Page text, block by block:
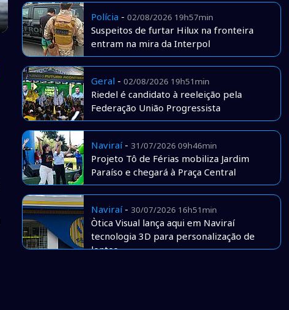
Polícia - 02/08/2026 19h57min
Suspeitos de furtar Hilux na fronteira
entram na mira da Interpol
Geral - 02/08/2026 19h51min
Riedel é candidato à reeleição pela
Federação União Progressista
Naviraí- 31/07/2026 09h46min
Projeto Tô de Férias mobiliza Jardim
Paraíso e chegará à Praça Central
Naviraí- 30/07/2026 16h51min
Òtica Visual lança aqui em Naviraí
tecnologia 3D para personalização de
lentes